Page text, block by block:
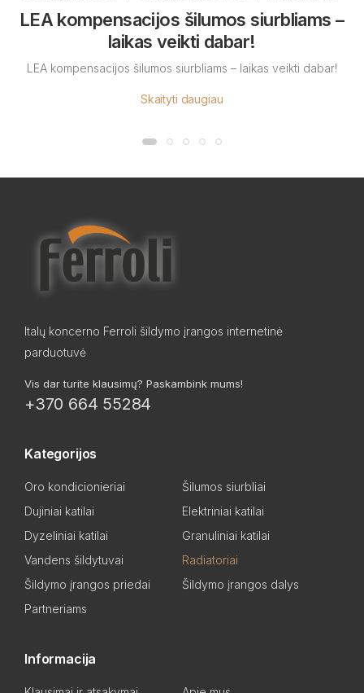
LEA kompensacijos šilumos siurbliams –
laikas veikti dabar!
LEA kompensacijos šilumos siurbliams – laikas veikti dabar!
Skaityti daugiau
Italų koncerno Ferroli šildymo įrangos internetinė
parduotuvė
Vis dar turite klausimų? Paskambink mums!
+370 664 55284
Kategorijos
Oro kondicionieriai
Šilumos siurbliai
Dujiniai katilai
Elektriniai katilai
Dyzeliniai katilai
Granuliniai katilai
Vandens šildytuvai
Radiatoriai
Šildymo įrangos priedai
Šildymo įrangos dalys
Partneriams
Informacija